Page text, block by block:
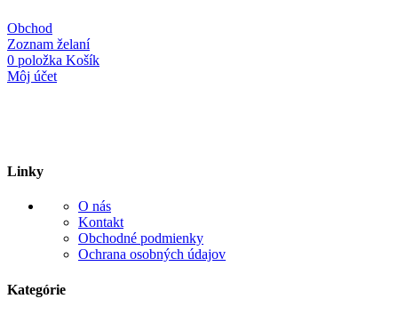
Obchod
Zoznam želaní
0 položka Košík
Môj účet
Linky
O nás
Kontakt
Obchodné podmienky
Ochrana osobných údajov
Kategórie